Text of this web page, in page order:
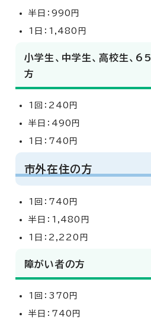
半日：990円
1日：1,480円
小学生、中学生、高校生、
方
1回：240円
半日：490円
1日：740円
市外在住の方
1回：740円
半日：1,480円
1日：2,220円
障がい者の方
1回：370円
半日：740円